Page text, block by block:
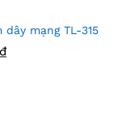
dây mạng TL-315
₫